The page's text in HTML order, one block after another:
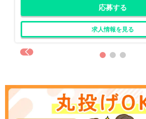
応募する
求人情報を見る